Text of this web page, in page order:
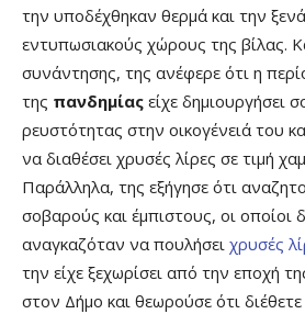
την υποδέχθηκαν θερμά και την
εντυπωσιακούς χώρους της βίλας.
συνάντησης, της ανέφερε ότι η
της πανδημίας είχε δημιουργήσει
ρευστότητας στην οικογένειά του
να διαθέσει χρυσές λίρες σε τιμή
Παράλληλα, της εξήγησε ότι
σοβαρούς και έμπιστους, οι οποίοι
αναγκαζόταν να πουλήσει χρυσές
την είχε ξεχωρίσει από την εποχή
στον Δήμο και θεωρούσε ότι